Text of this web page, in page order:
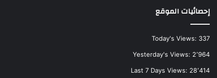
إحصائيات الموقع
Today's Views: 337
Yesterday's Views: 2٬964
Last 7 Days Views: 28٬414